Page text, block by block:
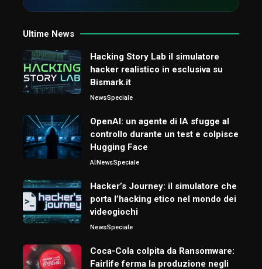
Ultime News
Hacking Story Lab il simulatore
hacker realistico in esclusiva su
Bismark.it
NewsSpeciale
OpenAI: un agente di IA sfugge al
controllo durante un test e colpisce
Hugging Face
AINewsSpeciale
Hacker’s Journey: il simulatore che
porta l’hacking etico nel mondo dei
videogiochi
NewsSpeciale
Coca-Cola colpita da Ransomware:
Fairlife ferma la produzione negli